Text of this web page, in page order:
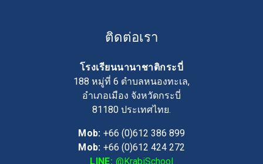
ติดต่อเรา
โรงเรียนนานาชาติกระบี่
188 หมู่ที่ 6 ตำบลหนองทะเล,
อำเภอเมือง จังหวัดกระบี่
81180 ประเทศไทย.
Mob: +66 (0)612 386 899
Mob: +66 (0)612 424 272
LINE: @KrabiSchool